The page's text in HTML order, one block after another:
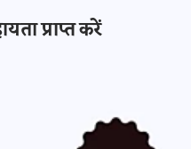
प्राप्त करें